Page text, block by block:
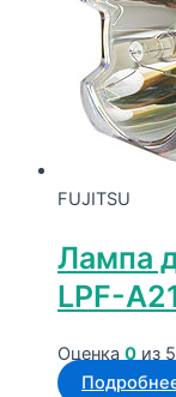
FUJITSU
Лампа
LPF-
Оценка 0 из 5